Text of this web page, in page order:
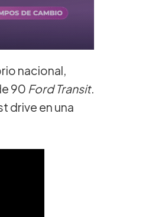
nacional,
90 Ford Transit.
drive en una